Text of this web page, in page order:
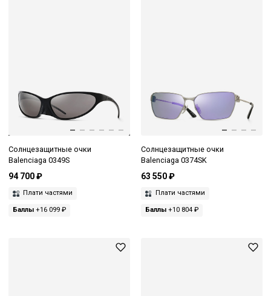
Солнцезащитные очки
Balenciaga 0349S
94 700 ₽
Плати частями
Баллы +16 099 ₽
Солнцезащитные очки
Balenciaga 0374SK
63 550 ₽
Плати частями
Баллы+10 804 ₽